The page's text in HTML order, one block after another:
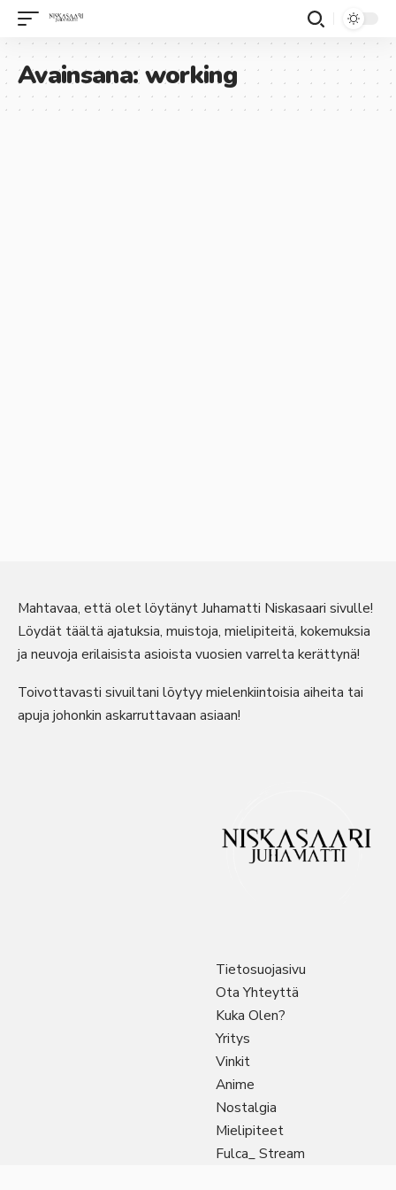
Avainsana:working
Mahtavaa, että olet löytänyt Juhamatti Niskasaari sivulle!
Löydät täältä ajatuksia, muistoja, mielipiteitä, kokemuksia
ja neuvoja erilaisista asioista vuosien varrelta kerättynä!
Toivottavasti sivuiltani löytyy mielenkiintoisia aiheita tai
apuja johonkin askarruttavaan asiaan!
Tietosuojasivu
Ota Yhteyttä
Kuka Olen?
Yritys
Vinkit
Anime
Nostalgia
Mielipiteet
Fulca_ Stream